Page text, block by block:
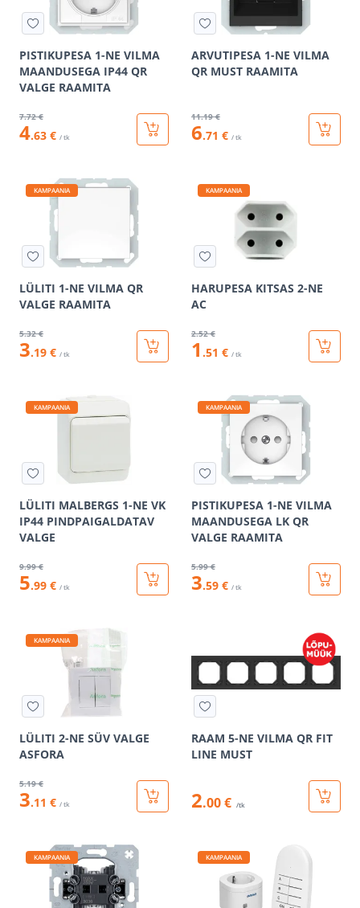
PISTIKUPESA 1-NE VILMA
MAANDUSEGA IP44 QR
VALGE RAAMITA
7.72 €
4.63 € / tk
ARVUTIPESA 1-NE VILMA
QR MUST RAAMITA
11.19 €
6.71 € / tk
KAMPAANIA
LÜLITI 1-NE VILMA QR
VALGE RAAMITA
5.32 €
3.19 € / tk
KAMPAANIA
HARUPESA KITSAS 2-NE
AC
2.52 €
1 .51 € / tk
KAMPAANIA
LÜLITI MALBERGS 1-NE VK
IP44 PINDPAIGALDATAV
VALGE
9.99 €
5.99 € / tk
KAMPAANIA
PISTIKUPESA 1-NE VILMA
MAANDUSEGA LK QR
VALGE RAAMITA
5.99 €
3.59 € / tk
KAMPAANIA
LÜLITI 2-NE SÜV VALGE
ASFORA
5.19 €
3.11 € / tk
RAAM 5-NE VILMA QR FIT
LINE MUST
2.00 € /tk
KAMPAANIA KAMPAANIA